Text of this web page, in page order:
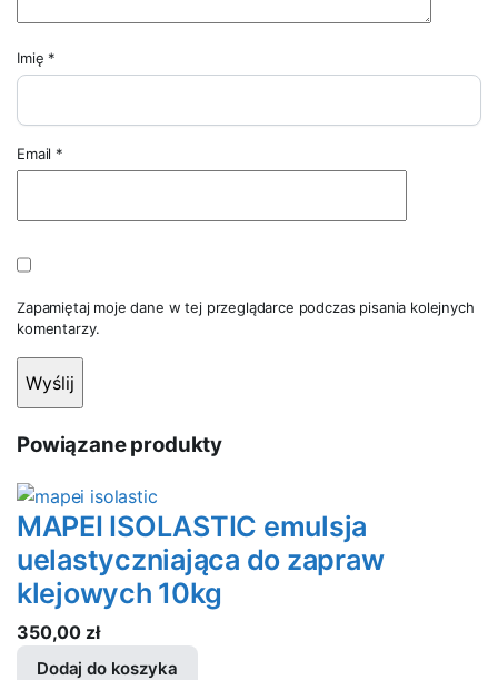
Imię *
Email *
Zapamiętaj moje dane w tej przeglądarce podczas pisania kolejnych
komentarzy.
Powiązane produkty
MAPEI ISOLASTIC emulsja
uelastyczniająca do zapraw
klejowych 10kg
350,00 zł
Dodaj do koszyka